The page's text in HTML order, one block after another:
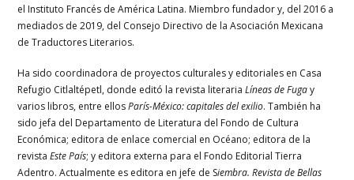
el Instituto Francés de América Latina. Miembro fundador y, del 2016 a
mediados de 2019, del Consejo Directivo de la Asociación Mexicana
de Traductores Literarios.
Ha sido coordinadora de proyectos culturales y editoriales en Casa
Refugio Citlaltépetl, donde editó la revista literariaLíneas de Fugay
varios libros, entre ellosParís-México: capitales del exilio. También ha
sido jefa del Departamento de Literatura del Fondo de Cultura
Económica; editora de enlace comercial en Océano; editora de la
revistaEste País; y editora externa para el Fondo Editorial Tierra
Adentro. Actualmente es editora en jefe de Siembra. Revista de Bellas